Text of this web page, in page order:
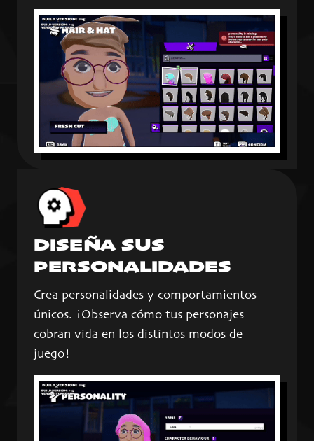
DISEÑA SUS
PERSONALIDADES
Crea personalidades y comportamientos
únicos. ¡Observa cómo tus personajes
cobran vida en los distintos modos de
juego!